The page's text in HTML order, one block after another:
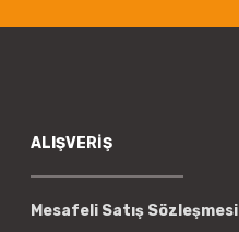
ALIŞVERİŞ
Mesafeli Satış Sözleşmesi